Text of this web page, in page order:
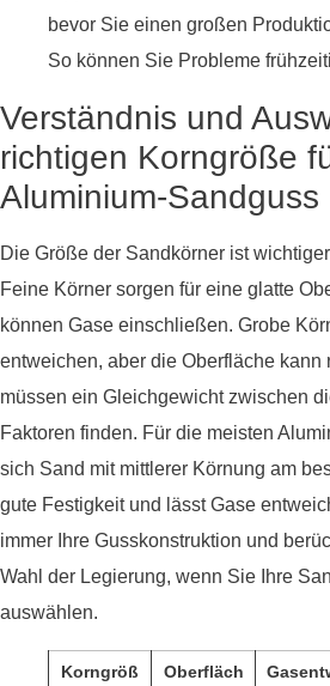
bevor Sie einen großen
So können Sie Probleme
Verständnis und
richtigen Korngröße
Aluminium-Sandguss
Die Größe der Sandkörner ist
Feine Körner sorgen für eine glatte
können Gase einschließen. Grobe
entweichen, aber die Oberfläche kann
müssen ein Gleichgewicht zwischen
Faktoren finden. Für die meisten
sich Sand mit mittlerer Körnung am
gute Festigkeit und lässt Gase
immer Ihre Gusskonstruktion und
Wahl der Legierung, wenn Sie Ihre
auswählen.
Korngröß
Oberfläch